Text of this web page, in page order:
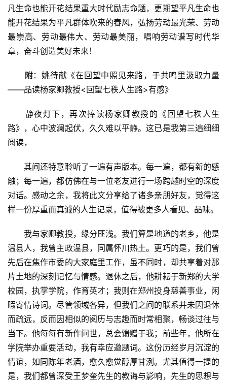
首
页
文
章
分
类
凡生命也能开花结果重大时代励志命题，更期望平凡生命也
能开花结果为平凡群体吹来的春风，弘扬劳动最光荣、劳动
最崇高、劳动最伟大、劳动最美丽，唱响劳动谱写时代华
章，奋斗创造美好未来！
附：姚待献《在回望中照见来路，于共鸣里汲取力量
——品读杨家卿教授<回望七秩人生路>有感》
静夜灯下，再次捧读杨家卿教授的《回望七秩人生
路》，心中波澜起伏，久久难以平静。这已是我第三遍细细
阅读，
其间还特意聆听了一遍有声版本。每一遍，都有新的感
触；每一遍，都仿佛在与一位老友进行一场跨越时空的深度
对话。感动之余，我将此文分享给了诸多亲朋好友，觉得这
样一份厚重而真诚的人生记录，值得被更多人看见、品味。
我与家卿教授，缘分匪浅。我们算是地道的老乡，他是
温县人，我曾主政温县，同属怀川热土。更巧的是，我们曾
先后在焦作市委的大家庭里工作，虽不同时，却共享着对那
片土地的深刻记忆与情感。退休之后，他耕耘于新郑的大学
校园，执掌学院，作育英才；我则在郑州投身慈善事业，闲
暇寄情诗词。尽管领域各异，但我们之间的联系并未因退休
而疏远，反而因相似的阅历与志趣而时常相聚，畅谈过往与
当下。他每每有新作问世，总会馈赠于我；前些年，他所在
学院举办重要活动，我有幸应邀题词。这份历经岁月沉淀的
情谊，如同陈年老酒，愈久愈觉醇厚甘洌。尤其值得一提的
是，我们都曾深受王梦奎先生的教诲与影响，先生的思想与